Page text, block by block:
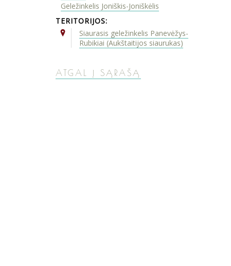
Geležinkelis Joniškis-Joniškėlis
TERITORIJOS:
Siaurasis geležinkelis Panevėžys-
Rubikiai (Aukštaitijos siaurukas)
ATGAL Į SĄRAŠĄ